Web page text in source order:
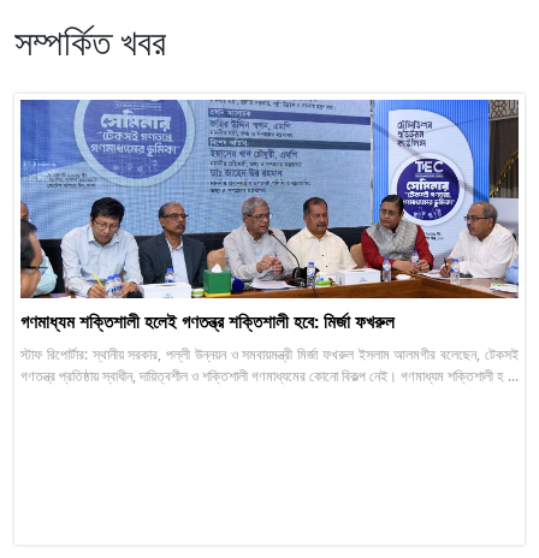
সম্পর্কিত খবর
গণমাধ্যম শক্তিশালী হলেই গণতন্ত্র শক্তিশালী হবে: মির্জা ফখরুল
স্টাফ রিপোর্টার: স্থানীয় সরকার, পল্লী উন্নয়ন ও সমবায়মন্ত্রী মির্জা ফখরুল ইসলাম আলমগীর বলেছেন, টেকসই
গণতন্ত্র প্রতিষ্ঠায় স্বাধীন, দায়িত্বশীল ও শক্তিশালী গণমাধ্যমের কোনো বিকল্প নেই। গণমাধ্যম শক্তিশালী হ ...